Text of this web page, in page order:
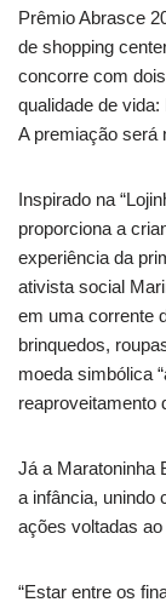
Prêmio Abrasce
de shopping
concorre com
qualidade de
A premiação será
Inspirado na
proporciona a
experiência da
ativista social
em uma corrente
brinquedos,
moeda simbólica
reaproveitamento
Já a Maratoninha
a infância, unindo
ações voltadas
“Estar entre os